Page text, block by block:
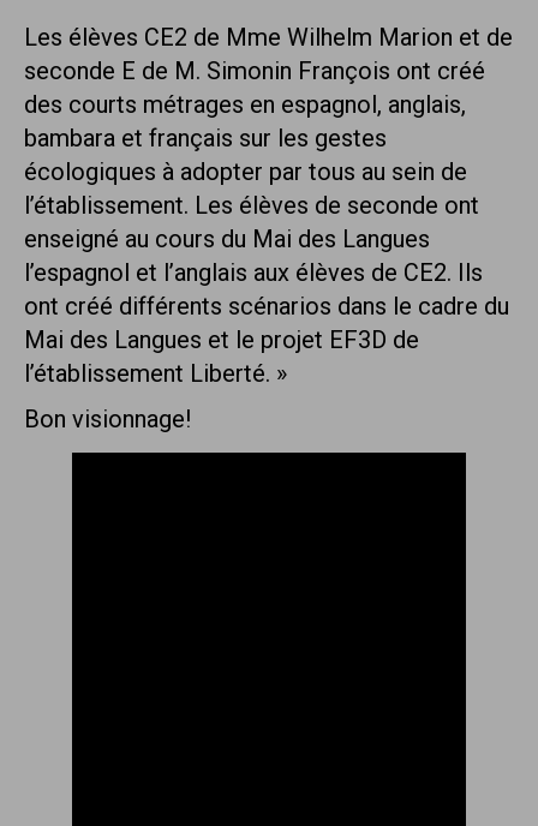
Les élèves CE2 de Mme Wilhelm Marion et de
seconde E de M. Simonin François ont créé
des courts métrages en espagnol, anglais,
bambara et français sur les gestes
écologiques à adopter par tous au sein de
l’établissement. Les élèves de seconde ont
enseigné au cours du Mai des Langues
l’espagnol et l’anglais aux élèves de CE2. Ils
ont créé différents scénarios dans le cadre du
Mai des Langues et le projet EF3D de
l’établissement Liberté. »
Bon visionnage!